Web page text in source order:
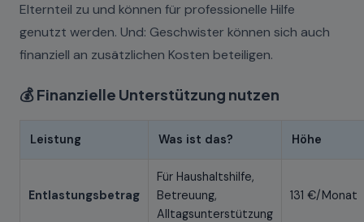
Elternteil zu und können für professionelle Hilfe
genutzt werden. Und: Geschwister können sich auch
finanziell an zusätzlichen Kosten beteiligen.
💰 Finanzielle Unterstützung nutzen
Leistung Was ist das? Höhe
Entlastungsbetrag
Für Haushaltshilfe,
Betreuung,
Alltagsunterstützung
131 €/Monat